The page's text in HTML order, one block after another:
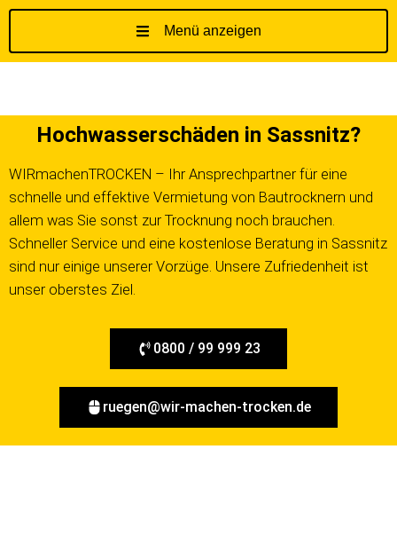
a
l
t
s
p
Menü anzeigen
Hochwasserschäden in Sassnitz?
WIRmachenTROCKEN – Ihr Ansprechpartner für eine
schnelle und effektive Vermietung von Bautrocknern und
allem was Sie sonst zur Trocknung noch brauchen.
Schneller Service und eine kostenlose Beratung in Sassnitz
sind nur einige unserer Vorzüge. Unsere Zufriedenheit ist
unser oberstes Ziel.
0800 / 99 999 23
ruegen@wir-machen-trocken.de